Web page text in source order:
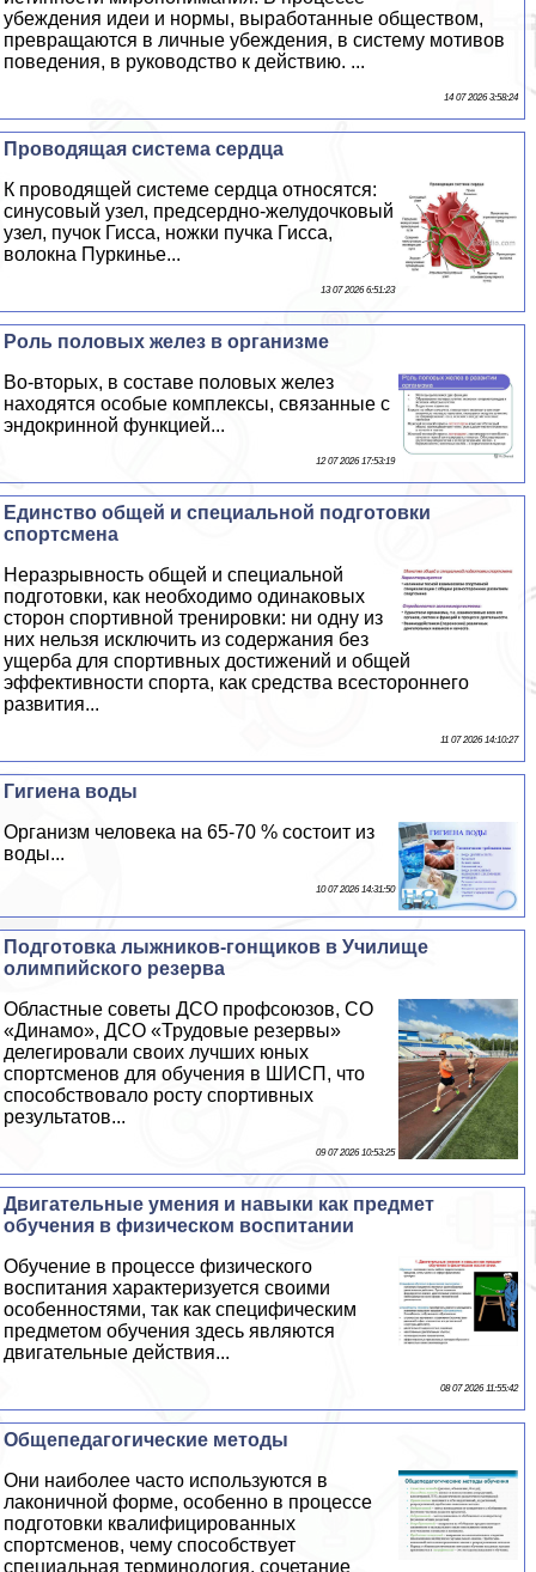
убеждения идеи и нормы, выработанные обществом,
превращаются в личные убеждения, в систему мотивов
поведения, в руководство к действию. ...
14 07 2026 3:58:24
Проводящая система сердца
К проводящей системе сердца относятся:
синусовый узел, предсердно-желудочковый
узел, пучок Гисса, ножки пучка Гисса,
волокна Пуркинье...
13 07 2026 6:51:23
Роль пoлoвых желез в организме
Во-вторых, в составе пoлoвых желез
находятся особые комплексы, связанные с
эндокринной функцией...
12 07 2026 17:53:19
Единство общей и специальной подготовки
спортсмена
Неразрывность общей и специальной
подготовки, как необходимо одинаковых
сторон спортивной тренировки: ни одну из
них нельзя исключить из содержания без
ущерба для спортивных достижений и общей
эффективности спорта, как средства всестороннего
развития...
11 07 2026 14:10:27
Гигиена воды
Организм человека на 65-70 % состоит из
воды...
10 07 2026 14:31:50
Подготовка лыжников-гонщиков в Училище
олимпийского резерва
Областные советы ДСО профсоюзов, СО
«Динамо», ДСО «Трудовые резервы»
делегировали своих лучших юных
спортсменов для обучения в ШИСП, что
способствовало росту спортивных
результатов...
09 07 2026 10:53:25
Двигательные умения и навыки как предмет
обучения в физическом воспитании
Обучение в процессе физического
воспитания хаpaктеризуется своими
особенностями, так как специфическим
предметом обучения здесь являются
двигательные действия...
08 07 2026 11:55:42
Общепедагогические методы
Они наиболее часто используются в
лаконичной форме, особенно в процессе
подготовки квалифицированных
спортсменов, чему способствует
специальная терминология, сочетание